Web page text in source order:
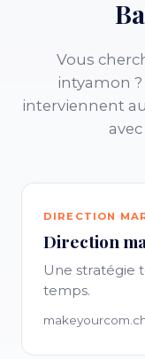
Vous
intyamon
interviennent
DIRECTION
Direction
Une stratégie
temps.